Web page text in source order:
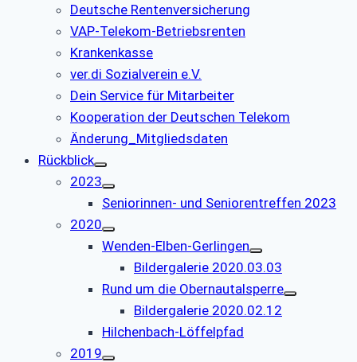
Deutsche Rentenversicherung
VAP-Telekom-Betriebsrenten
Krankenkasse
ver.di Sozialverein e.V.
Dein Service für Mitarbeiter
Kooperation der Deutschen Telekom
Änderung_Mitgliedsdaten
Rückblick
2023
Seniorinnen- und Seniorentreffen 2023
2020
Wenden-Elben-Gerlingen
Bildergalerie 2020.03.03
Rund um die Obernautalsperre
Bildergalerie 2020.02.12
Hilchenbach-Löffelpfad
2019